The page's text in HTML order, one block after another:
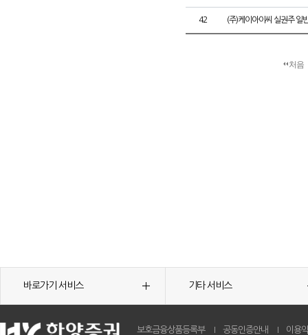
42 (주)케이아이씨 실권주 일
처음
바로가기 서비스 기타 서비스
보호금융상품등록부 공동인증안내 이용